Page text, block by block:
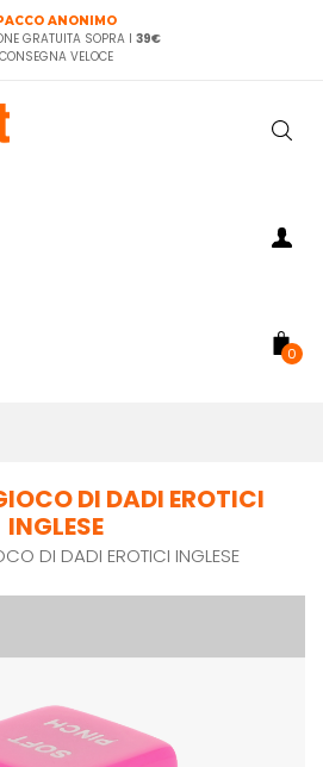
ANONIMO
GRATUITA SOPRA I 39€
CONSEGNA VELOCE
0
DI DADI EROTICI
INGLESE
DI DADI EROTICI INGLESE